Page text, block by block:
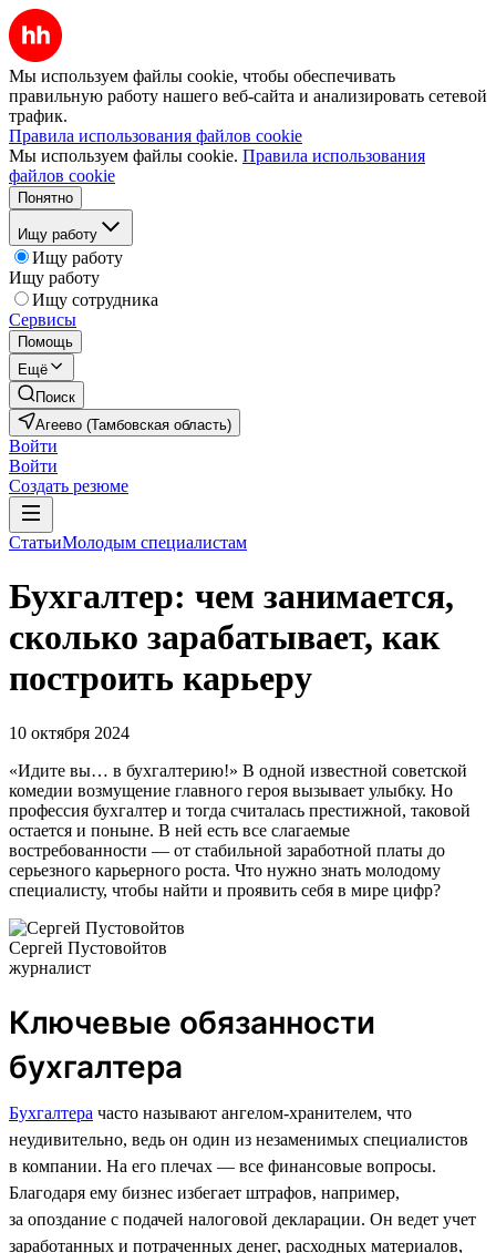
Мы используем файлы cookie, чтобы обеспечивать
правильную работу нашего веб-сайта и анализировать сетевой
трафик.
Правила использования файлов cookie
Мы используем файлы cookie. Правила использования
файлов cookie
Понятно
Ищу работу
Ищу работу
Ищу работу
Ищу сотрудника
Сервисы
Помощь
Ещё
Поиск
Агеево (Тамбовская область)
Войти
Войти
Создать резюме
СтатьиМолодым специалистам
Бухгалтер: чем занимается,
сколько зарабатывает, как
построить карьеру
10 октября 2024
«Идите вы… в бухгалтерию!» В одной известной советской
комедии возмущение главного героя вызывает улыбку. Но
профессия бухгалтер и тогда считалась престижной, таковой
остается и поныне. В ней есть все слагаемые
востребованности — от стабильной заработной платы до
серьезного карьерного роста. Что нужно знать молодому
специалисту, чтобы найти и проявить себя в мире цифр?
Сергей Пустовойтов
журналист
Ключевые обязанности
бухгалтера
Бухгалтера часто называют ангелом-хранителем, что
неудивительно, ведь он один из незаменимых специалистов
в компании. На его плечах — все финансовые вопросы.
Благодаря ему бизнес избегает штрафов, например,
за опоздание с подачей налоговой декларации. Он ведет учет
заработанных и потраченных денег, расходных материалов,